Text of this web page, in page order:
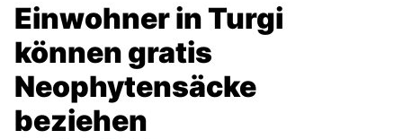
Einwohner in Turgi
können gratis
Neophytensäcke
beziehen